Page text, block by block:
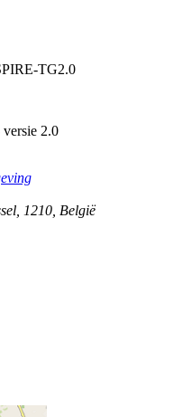
TG2.0
2.0
1210 België